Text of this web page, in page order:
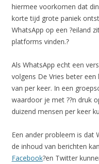
hiermee voorkomen dat
korte tijd grote paniek
WhatsApp op een ?eiland
platforms vinden.?
Als WhatsApp echt een
volgens De Vries beter
van per keer. In een
waardoor je met ??n druk
duizend mensen per keer
Een ander probleem is dat
de inhoud van berichten
Facebook?en Twitter